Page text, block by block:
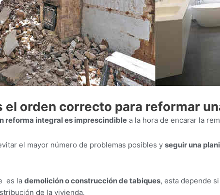
el orden correcto para reformar
reforma integral es imprescindiblea la hora de encarar la
el mayor número de problemas posibles y seguir una
es la demolición o construcción de tabiques, esta depende
de la vivienda.